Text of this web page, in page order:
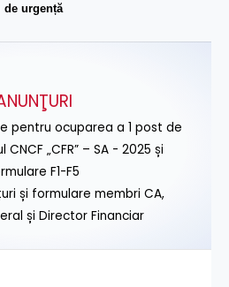
urgență
pentru ocuparea a 1 post de
„CFR” – SA - 2025 și
F1-F5
și formulare membri CA,
și Director Financiar